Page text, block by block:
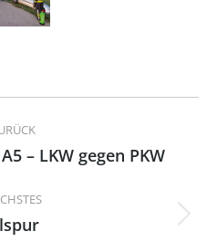
Vorheriger
– LKW gegen PKW
Nächster